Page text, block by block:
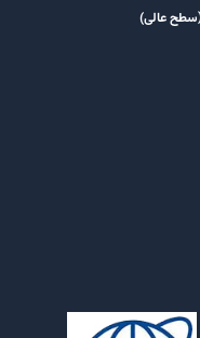
عالی)